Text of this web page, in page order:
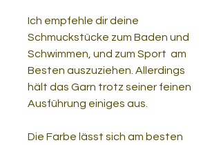
Ich empfehle dir deine
Schmuckstücke zum Baden und
Schwimmen, und zum Sport am
Besten auszuziehen. Allerdings
hält das Garn trotz seiner feinen
Ausführung einiges aus.
Die Farbe lässt sich am besten